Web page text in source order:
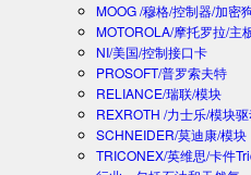
MOOG /穆格/控制器/加密
MOTOROLA/摩托罗拉/主
NI/美国/控制接口卡
PROSOFT/普罗索夫特
RELIANCE/瑞联/模块
REXROTH /力士乐/模块
SCHNEIDER/莫迪康/模块
TRICONEX/英维思/卡件